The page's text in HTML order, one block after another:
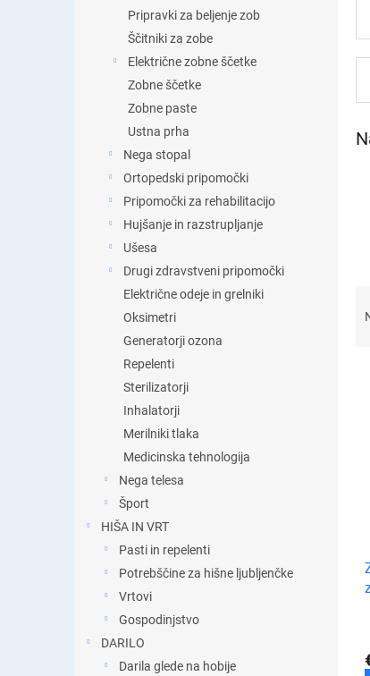
Pripravki za beljenje zob
Ščitniki za zobe
Električne zobne ščetke
Zobne ščetke
Zobne paste
Ustna prha
Nega stopal
Ortopedski pripomočki
Pripomočki za rehabilitacijo
Hujšanje in razstrupljanje
Ušesa
Drugi zdravstveni pripomočki
Električne odeje in grelniki
Oksimetri
Generatorji ozona
Repelenti
Sterilizatorji
Inhalatorji
Merilniki tlaka
Medicinska tehnologija
Nega telesa
Šport
HIŠA IN VRT
Pasti in repelenti
Potrebščine za hišne ljubljenčke
Vrtovi
Gospodinjstvo
DARILO
Darila glede na hobije